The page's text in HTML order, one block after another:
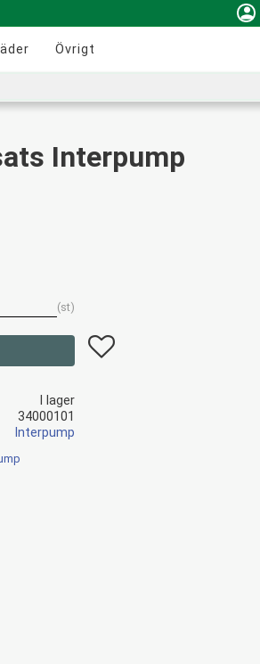
person
Övrigt
Interpump
st
Lägg till i favoriter
I lager
34000101
Interpump